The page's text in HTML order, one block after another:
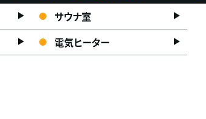
サウナ室
電気ヒーター